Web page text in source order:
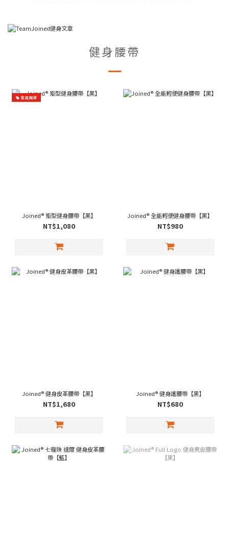
健身腰帶
會員獨享
Joined® 矩型健身腰帶【黑】
NT$1,080
Joined® 全能輕便健身腰帶【黑】
NT$980
Joined® 健身皮革腰帶【黑】
NT$1,680
Joined® 健身護腰帶【黑】
NT$680